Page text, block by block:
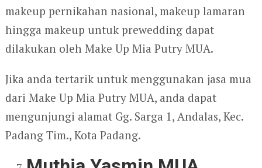
makeup pernikahan nasional, makeup lamaran
hingga makeup untuk prewedding dapat
dilakukan oleh Make Up Mia Putry MUA.
Jika anda tertarik untuk menggunakan jasa mua
dari Make Up Mia Putry MUA, anda dapat
mengunjungi alamat Gg. Sarga 1, Andalas, Kec.
Padang Tim., Kota Padang.